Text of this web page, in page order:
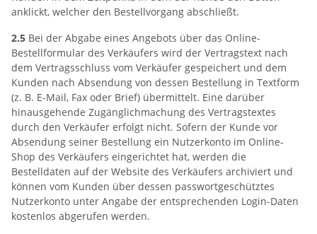
anklickt, welcher den Bestellvorgang abschließt.
2.5 Bei der Abgabe eines Angebots über das Online-
Bestellformular des Verkäufers wird der Vertragstext nach
dem Vertragsschluss vom Verkäufer gespeichert und dem
Kunden nach Absendung von dessen Bestellung in Textform
(z. B. E-Mail, Fax oder Brief) übermittelt. Eine darüber
hinausgehende Zugänglichmachung des Vertragstextes
durch den Verkäufer erfolgt nicht. Sofern der Kunde vor
Absendung seiner Bestellung ein Nutzerkonto im Online-
Shop des Verkäufers eingerichtet hat, werden die
Bestelldaten auf der Website des Verkäufers archiviert und
können vom Kunden über dessen passwortgeschütztes
Nutzerkonto unter Angabe der entsprechenden Login-Daten
kostenlos abgerufen werden.